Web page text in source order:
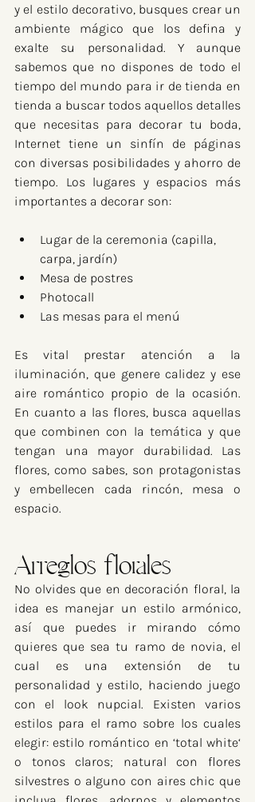
y el estilo decorativo, busques crear un
ambiente mágico que los defina y
exalte su personalidad. Y aunque
sabemos que no dispones de todo el
tiempo del mundo para ir de tienda en
tienda a buscar todos aquellos detalles
que necesitas para decorar tu boda,
Internet tiene un sinfín de páginas
con diversas posibilidades y ahorro de
tiempo. Los lugares y espacios más
importantes a decorar son:
Lugar de la ceremonia (capilla,
carpa, jardín)
Mesa de postres
Photocall
Las mesas para el menú
Es vital prestar atención a la
iluminación, que genere calidez y ese
aire romántico propio de la ocasión.
En cuanto a las flores, busca aquellas
que combinen con la temática y que
tengan una mayor durabilidad. Las
flores, como sabes, son protagonistas
y embellecen cada rincón, mesa o
espacio.
Arreglos florales
No olvides que en decoración floral, la
idea es manejar un estilo armónico,
así que puedes ir mirando cómo
quieres que sea tu ramo de novia, el
cual es una extensión de tu
personalidad y estilo, haciendo juego
con el look nupcial. Existen varios
estilos para el ramo sobre los cuales
elegir: estilo romántico en ‘total white‘
o tonos claros; natural con flores
silvestres o alguno con aires chic que